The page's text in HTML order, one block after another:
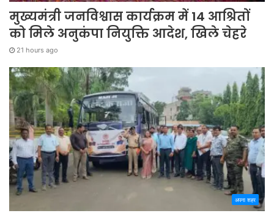
मुख्यमंत्री जनविश्वास कार्यक्रम में 14 आश्रितों
को मिले अनुकंपा नियुक्ति आदेश, खिले चेहरे
21 hours ago
अपना शहर